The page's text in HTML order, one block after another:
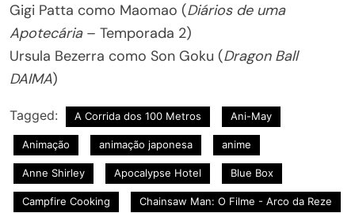
Gigi Patta como Maomao (Diários de uma
Apotecária– Temporada 2)
Ursula Bezerra como Son Goku (Dragon Ball
DAIMA)
Tagged: A Corrida dos 100 Metros Ani-May
Animação animação japonesa anime
Anne Shirley Apocalypse Hotel Blue Box
Campfire Cooking Chainsaw Man: O Filme - Arco da Reze